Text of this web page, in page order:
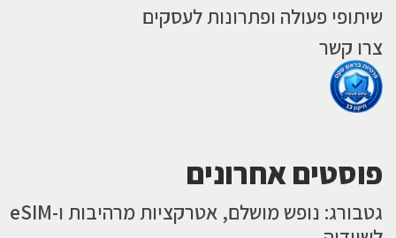
שיתופי פעולה ופתרונות לעסקים
צרו קשר
פוסטים אחרונים
גטבורג: נופש מושלם, אטרקציות מרהיבות ו-eSIM